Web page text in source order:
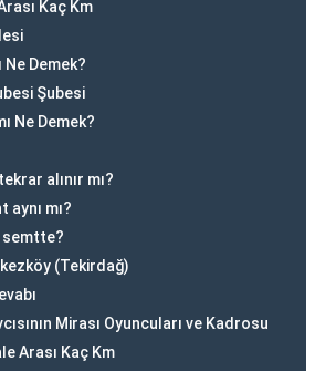
Kaç Km
Ne Demek?
Şubesi
Ne Demek?
alınır mı?
aynı mı?
semtte?
(Tekirdağ)
Mirası Oyuncuları ve Kadrosu
Arası Kaç Km